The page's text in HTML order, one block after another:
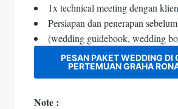
1x technical meeting dengan
Persiapan dan penerapan
(wedding guidebook, wedding
PESAN PAKET WEDDING DI
PERTEMUAN GRAHA
Note :